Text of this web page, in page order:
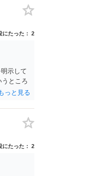
にたった 2
示して
ところ
意に払
社がど
いって、
損には
すれば
ない場
６ 弁
にたった 2